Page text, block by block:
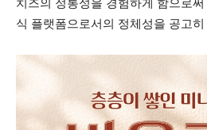
식 플랫폼으로서의 정체성을 공고